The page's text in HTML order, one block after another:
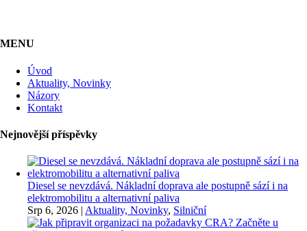
MENU
Úvod
Aktuality, Novinky
Názory
Kontakt
Nejnovější příspěvky
Diesel se nevzdává. Nákladní doprava ale postupně sází i na
elektromobilitu a alternativní paliva
Srp 6, 2026 | Aktuality, Novinky, Silniční